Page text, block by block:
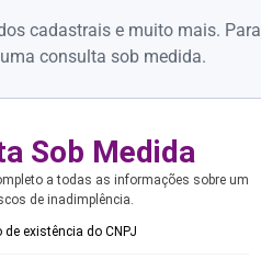
cadastrais e muito mais. Para
consulta sob medida.
Sob Medida
a todas as informações sobre um
de inadimplência.
existência do CNPJ